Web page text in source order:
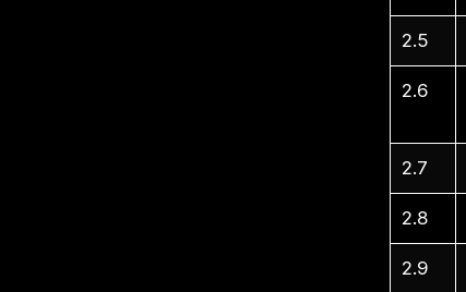
2.5
2.6
2.7
2.8
2.9